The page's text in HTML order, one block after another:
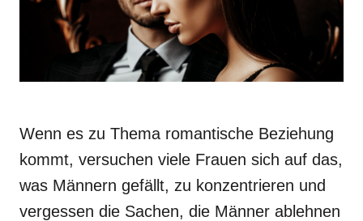
Wenn es zu Thema romantische Beziehung
kommt, versuchen viele Frauen sich auf das,
was Männern gefällt, zu konzentrieren und
vergessen die Sachen, die Männer ablehnen